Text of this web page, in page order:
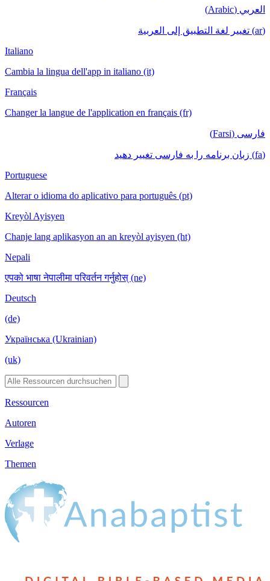
العربي (Arabic)
(ar) تغيير لغة التطبيق إلى العربية
Italiano
Cambia la lingua dell'app in italiano (it)
Français
Changer la langue de l'application en français (fr)
فارسی (Farsi)
(fa) زبان برنامه را به فارسی تغییر دهید
Portuguese
Alterar o idioma do aplicativo para português (pt)
Kreyòl Ayisyen
Chanje lang aplikasyon an an kreyòl ayisyen (ht)
Nepali
एपको भाषा नेपालीमा परिवर्तन गर्नुहोस् (ne)
Deutsch
(de)
Українська (Ukrainian)
(uk)
Ressourcen
Autoren
Verlage
Themen